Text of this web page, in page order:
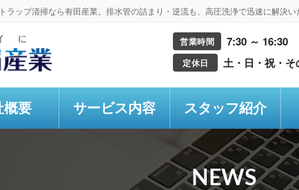
ラップ清掃なら有田産業。排水管の詰まり・逆流も、高圧洗浄で迅速に解決い
営業時間 7:30 ～ 16:30
定休日 土・日・祝・そ
概要 サービス内容 スタッフ紹介
NEWS